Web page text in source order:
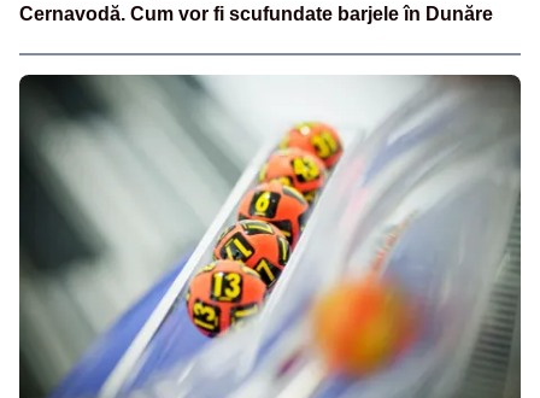
Cernavodă. Cum vor fi scufundate barjele în Dunăre